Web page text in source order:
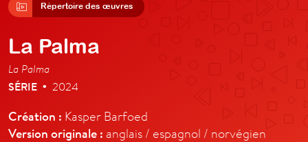
Répertoire des œuvres
La Palma
La Palma
SÉRIE • 2024
Création : Kasper Barfoed
Version originale : anglais / espagnol / norvégien